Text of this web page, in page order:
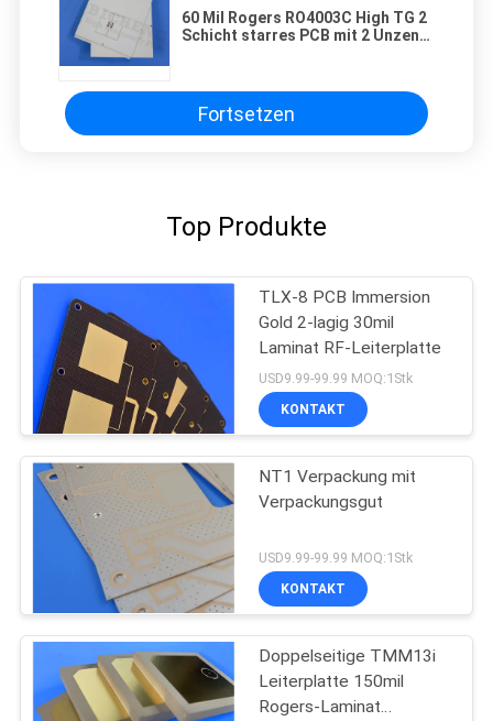
60 Mil Rogers RO4003C High TG 2
Schicht starres PCB mit 2 Unzen
Fortsetzen
Top Produkte
TLX-8 PCB Immersion
Gold 2-lagig 30mil
Laminat RF-Leiterplatte
USD9.99-99.99 MOQ:1Stk
KONTAKT
NT1 Verpackung mit
Verpackungsgut
USD9.99-99.99 MOQ:1Stk
KONTAKT
Doppelseitige TMM13i
Leiterplatte 150mil
Rogers-Laminat